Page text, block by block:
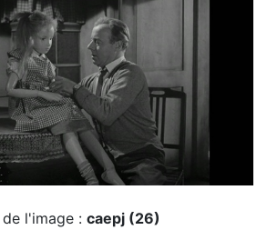
l'image : caepj (26)